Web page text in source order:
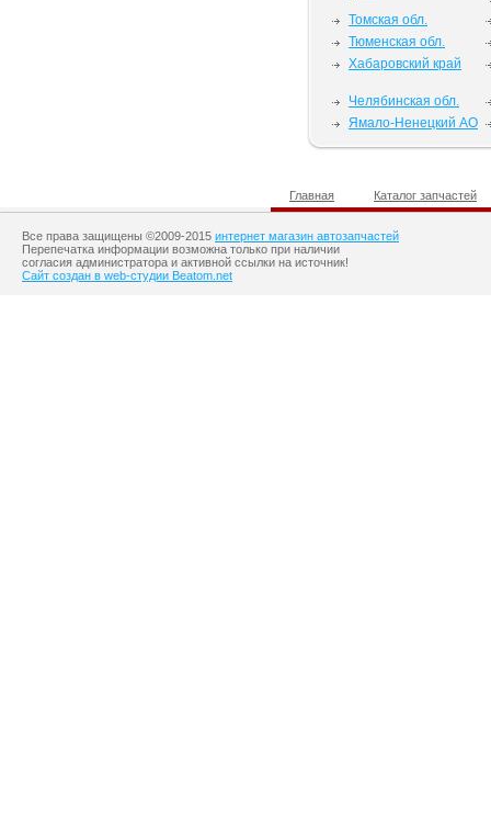
Томская обл.
Тюменская обл.
Хабаровский край
Челябинская обл.
Ямало-Ненецкий АО
Главная Каталог запчастей
Все права защищены ©2009-2015 интернет магазин автозапчастей
Перепечатка информации возможна только при наличии
согласия администратора и активной ссылки на источник!
Сайт создан в web-студии Beatom.net